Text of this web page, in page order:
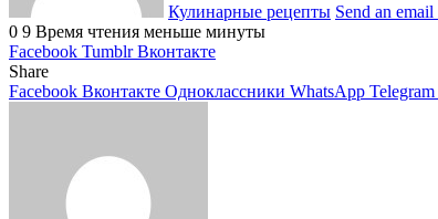
Кулинарные рецепты Send an email
0 9 Время чтения меньше минуты
Facebook Tumblr Вконтакте
Share
Facebook Вконтакте Одноклассники WhatsApp Telegram